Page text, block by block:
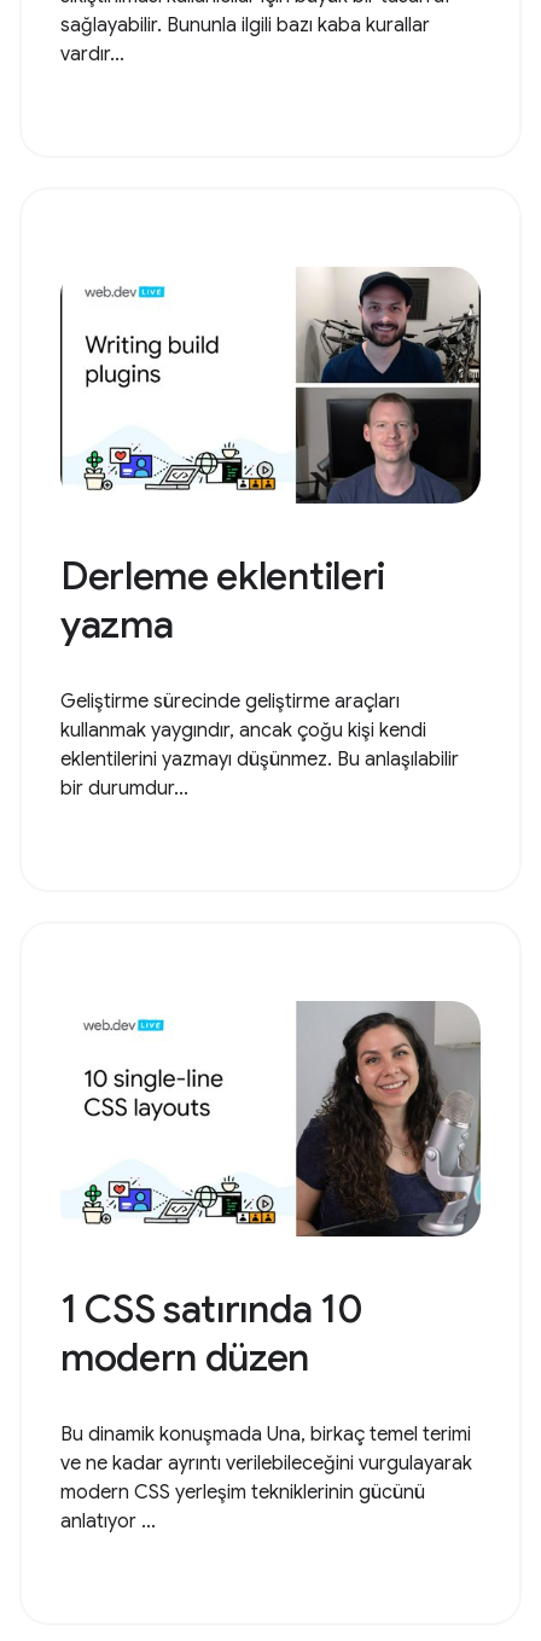
sağlayabilir. Bununla ilgili bazı kaba kurallar
vardır...
Derleme eklentileri
yazma
Geliştirme sürecinde geliştirme araçları
kullanmak yaygındır, ancak çoğu kişi kendi
eklentilerini yazmayı düşünmez. Bu anlaşılabilir
bir durumdur...
1 CSS satırında 10
modern düzen
Bu dinamik konuşmada Una, birkaç temel terimi
ve ne kadar ayrıntı verilebileceğini vurgulayarak
modern CSS yerleşim tekniklerinin gücünü
anlatıyor ...